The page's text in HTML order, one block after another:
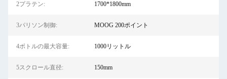
2プラテン: 1700*1800mm
3パリソン制御: MOOG 200ポイント
4ボトルの最大容量: 1000リットル
5スクロール直径: 150mm